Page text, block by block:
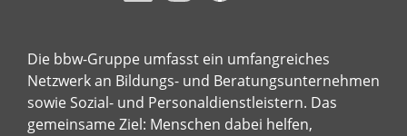
Die bbw-Gruppe umfasst ein umfangreiches
Netzwerk an Bildungs- und Beratungsunternehmen
sowie Sozial- und Personaldienstleistern. Das
gemeinsame Ziel: Menschen dabei helfen,